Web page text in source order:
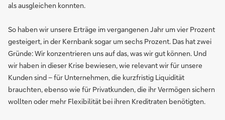
als ausgleichen konnten.
So haben wir unsere Erträge im vergangenen Jahr um vier Prozent
gesteigert, in der Kernbank sogar um sechs Prozent. Das hat zwei
Gründe: Wir konzentrieren uns auf das, was wir gut können. Und
wir haben in dieser Krise bewiesen, wie relevant wir für unsere
Kunden sind – für Unternehmen, die kurzfristig Liquidität
brauchten, ebenso wie für Privatkunden, die ihr Vermögen sichern
wollten oder mehr Flexibilität bei ihren Kreditraten benötigten.